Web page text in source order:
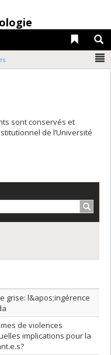
Liens
sont conservés et
de l’Université
grise: l&apos;ingérence
de violences
implications pour la